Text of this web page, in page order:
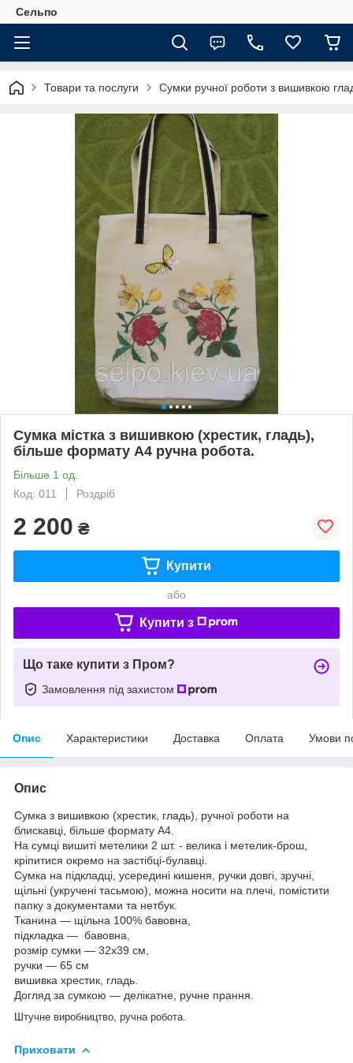
Сельпо
Товари та послуги Сумки ручної роботи з вишивкою
Сумка містка з вишивкою (хрестик, гладь),
більше формату А4 ручна робота.
Більше 1 од.
Код: 011
Роздріб
2 200 ₴
Купити
або
Купити з
Що таке купити з Пром?
Замовлення під захистом
Опис Характеристики Доставка Оплата Умови
Опис
Сумка з вишивкою (хрестик, гладь), ручної роботи на
блискавці, більше формату А4.
На сумці вишиті метелики 2 шт. - велика і метелик-брош,
кріпитися окремо на застібці-булавці.
Сумка на підкладці, усередині кишеня, ручки довгі, зручні,
щільні (укручені тасьмою), можна носити на плечі, помістити
папку з документами та нетбук.
Тканина — щільна 100% бавовна,
підкладка — бавовна,
розмір сумки — 32х39 см,
ручки — 65 см
вишивка хрестик, гладь.
Догляд за сумкою — делікатне, ручне прання.
Штучне виробництво, ручна робота.
Приховати